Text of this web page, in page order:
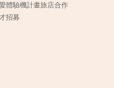
體驗機計畫旅店合作
招募